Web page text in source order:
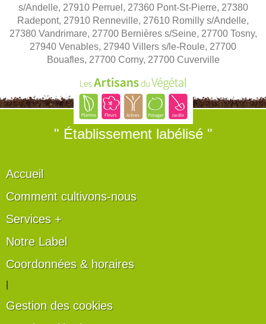
s/Andelle, 27910 Perruel, 27360 Pont-St-Pierre, 27380
Radepont, 27910 Renneville, 27610 Romilly s/Andelle,
27380 Vandrimare, 27700 Bernières s/Seine, 27700 Tosny,
27940 Venables, 27940 Villers s/le-Roule, 27700
Bouafles, 27700 Corny, 27700 Cuverville
" Établissement labélisé "
Accueil
Comment cultivons-nous
Services +
Notre Label
Coordonnées & horaires
Gestion des cookies